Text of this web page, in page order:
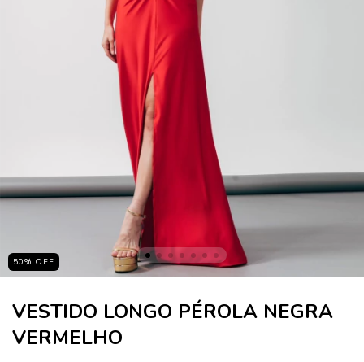
50% OFF
VESTIDO LONGO PÉROLA NEGRA
VERMELHO